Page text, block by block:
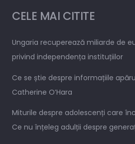
CELE MAI CITITE
Ungaria recuperează miliarde de
privind independența instituțiilor
Ce se știe despre informațiile
Catherine O’Hara
Miturile despre adolescenți care
Ce nu înțeleg adulții despre